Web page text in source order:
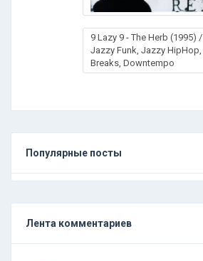
9 Lazy 9 - The Herb (1995) /
Jazzy Funk, Jazzy HipHop,
Breaks, Downtempo
Популярные посты
Лента комментариев